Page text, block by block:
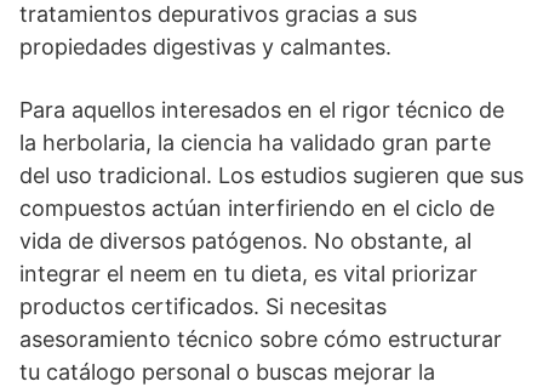
tratamientos depurativos gracias a sus
propiedades digestivas y calmantes.
Para aquellos interesados en el rigor técnico de
la herbolaria, la ciencia ha validado gran parte
del uso tradicional. Los estudios sugieren que sus
compuestos actúan interfiriendo en el ciclo de
vida de diversos patógenos. No obstante, al
integrar el neem en tu dieta, es vital priorizar
productos certificados. Si necesitas
asesoramiento técnico sobre cómo estructurar
tu catálogo personal o buscas mejorar la